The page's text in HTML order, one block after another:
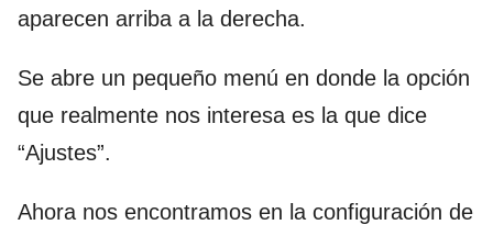
aparecen arriba a la derecha.
Se abre un pequeño menú en donde la opción
que realmente nos interesa es la que dice
“Ajustes”.
Ahora nos encontramos en la configuración de